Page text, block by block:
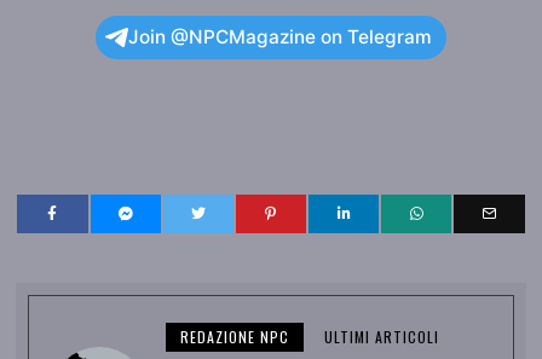
Join @NPCMagazine on Telegram
REDAZIONE NPC ULTIMI ARTICOLI